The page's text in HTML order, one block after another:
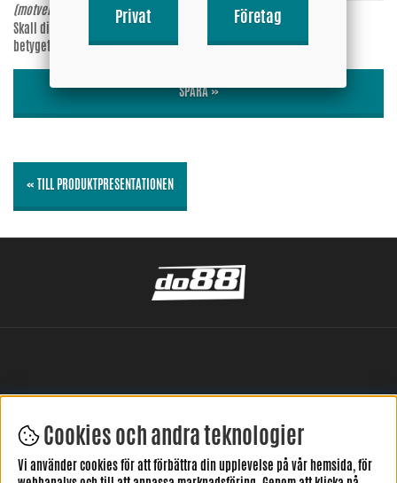
(motverkar spam)
Skall din epost-adress synas vid
betyget?
Nej
SPARA »
« TILL PRODUKTPRESENTATIONEN
LÄMNA DIN RECENSION HÄR
Cookies och andra teknologier
Vi använder cookies för att förbättra din upplevelse på vår hemsida, för
Privat Företag